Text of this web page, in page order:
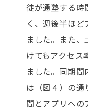
徒が通塾する時
く、週後半ほ
ました。また
けてもアクセス
ました。同期
は（図４）の通
間とアプリへの